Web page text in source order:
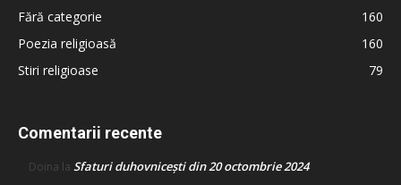
Fără categorie
160
Poezia religioasă
160
Stiri religioase
79
Comentarii recente
Doina la Sfaturi duhovnicești din 20 octombrie 2024